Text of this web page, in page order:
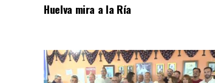
Huelva mira a la Ría